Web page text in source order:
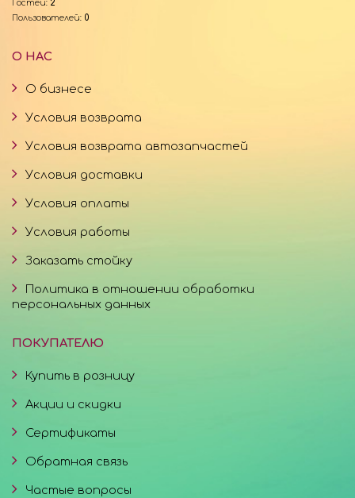
Гостей: 2
Пользователей: 0
О НАС
О бизнесе
Условия возврата
Условия возврата автозапчастей
Условия доставки
Условия оплаты
Условия работы
Заказать стойку
Политика в отношении обработки
персональных данных
ПОКУПАТЕЛЮ
Купить в розницу
Акции и скидки
Сертификаты
Обратная связь
Частые вопросы